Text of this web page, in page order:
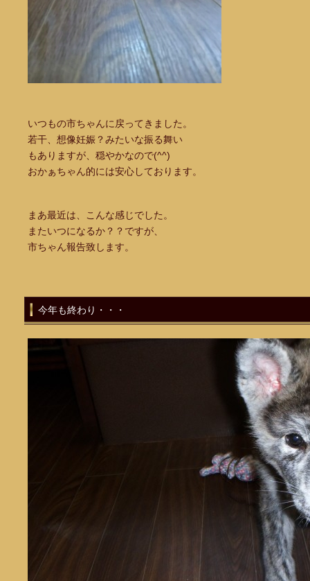
いつもの市ちゃんに戻ってきました。
若干、想像妊娠？みたいな振る舞い
もありますが、穏やかなので(^^)
おかぁちゃん的には安心しております。
まあ最近は、こんな感じでした。
またいつになるか？？ですが、
市ちゃん報告致します。
今年も終わり・・・